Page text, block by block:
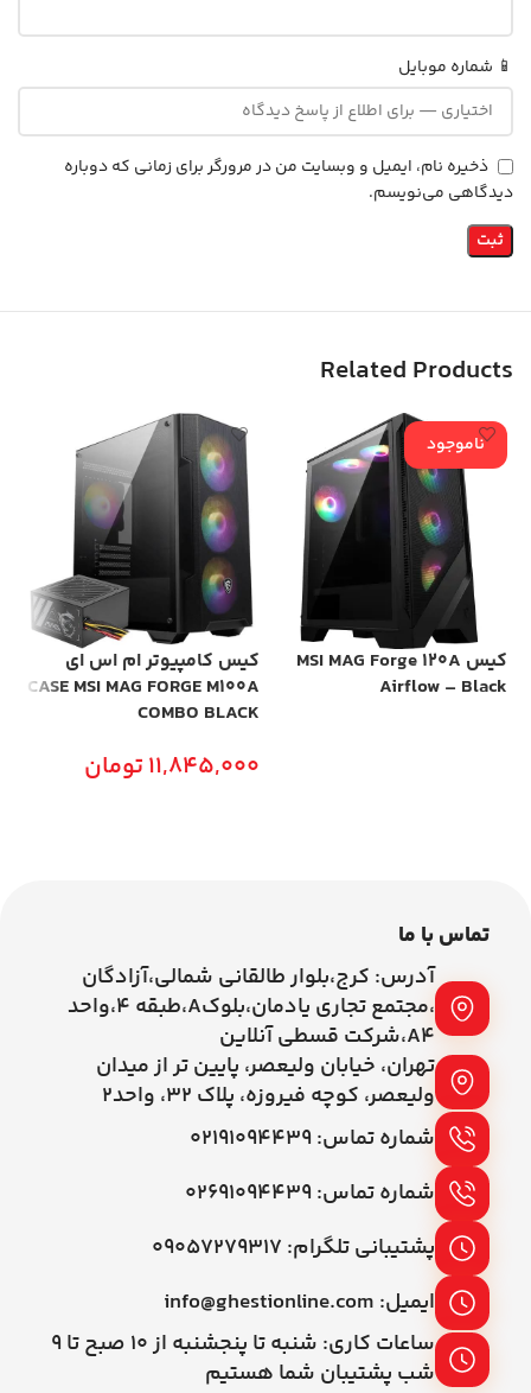
📱 شماره موبایل
ذخیره نام، ایمیل و وبسایت من در مرورگر برای زمانی که دوباره
دیدگاهی می‌نویسم.
Related Products
ناموجود
کیس MSI MAG Forge 120A
Airflow – Black
کیس کامپیوتر ام اس ای
CASE MSI MAG FORGE M100A
COMBO BLACK
11,845,000تومان
تماس با ما
آدرس: کرج،بلوار طالقانی شمالی،آزادگان
،مجتمع تجاری یادمان،بلوکA،طبقه ۴،واحد
A4،شرکت قسطی آنلاین
تهران، خیابان ولیعصر، پایین تر از میدان
ولیعصر، کوچه فیروزه، پلاک 32، واحد2
شماره تماس: ۰۲۱۹۱۰۹۴۴۳۹
شماره تماس: ۰۲۶۹۱۰۹۴۴۳۹
پشتیبانی تلگرام: ۰۹۰۵۷۲۷۹۳۱۷
ایمیل: info@ghestionline.com
ساعات کاری: شنبه تا پنجشنبه از ۱۰ صبح تا ۹
شب پشتیبان شما هستیم